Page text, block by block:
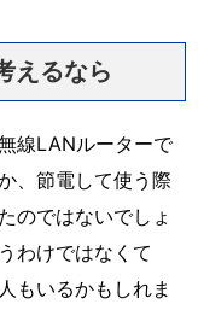
えるなら
線LANルーターで
、節電して使う際
のではないでしょ
わけではなくて
もいるかもしれま